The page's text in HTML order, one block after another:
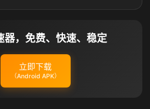
器，免费、快速、稳定
立即下载
（Android APK）